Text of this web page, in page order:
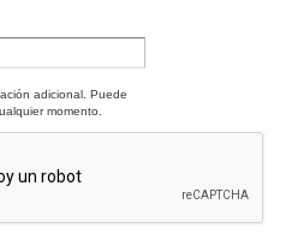
adicional. Puede
momento.